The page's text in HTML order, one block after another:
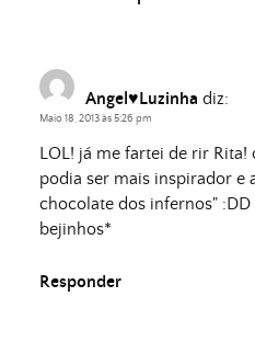
Angel♥Luzinha diz:
Maio 18, 2013 às 5:26 pm
LOL! já me fartei de rir
podia ser mais inspirador e
chocolate dos infernos" :DD
bejinhos*
Responder